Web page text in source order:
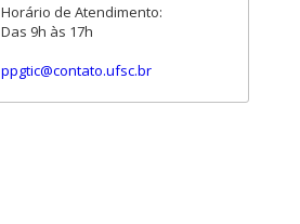
Horário de Atendimento:
Das 9h às 17h
ppgtic@contato.ufsc.br